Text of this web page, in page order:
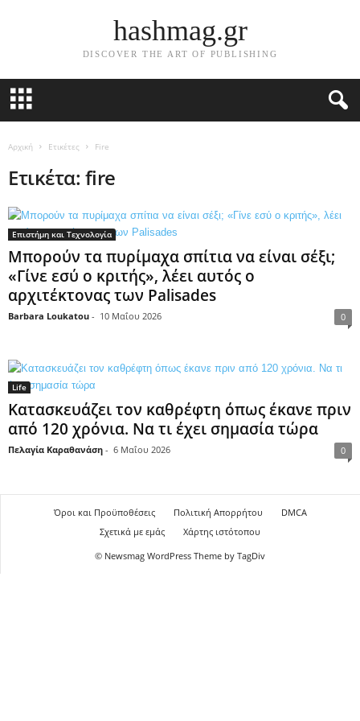
hashmag.gr
DISCOVER THE ART OF PUBLISHING
Αρχική Ετικέτες Fire
Ετικέτα: fire
Επιστήμη και Τεχνολογία
Μπορούν τα πυρίμαχα σπίτια να είναι σέξι;
«Γίνε εσύ ο κριτής», λέει αυτός ο
αρχιτέκτονας των Palisades
Barbara Loukatou - 10 Μαΐου 2026 0
Life
Κατασκευάζει τον καθρέφτη όπως έκανε πριν
από 120 χρόνια. Να τι έχει σημασία τώρα
Πελαγία Καραθανάση - 6 Μαΐου 2026 0
Όροι και Προϋποθέσεις Πολιτική Απορρήτου
DMCA
Σχετικά με εμάς
Χάρτης ιστότοπου
© Newsmag WordPress Theme by TagDiv